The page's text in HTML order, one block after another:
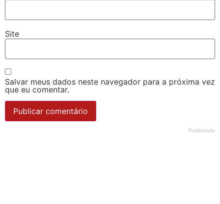
Site
Salvar meus dados neste navegador para a próxima vez
que eu comentar.
Publicidade